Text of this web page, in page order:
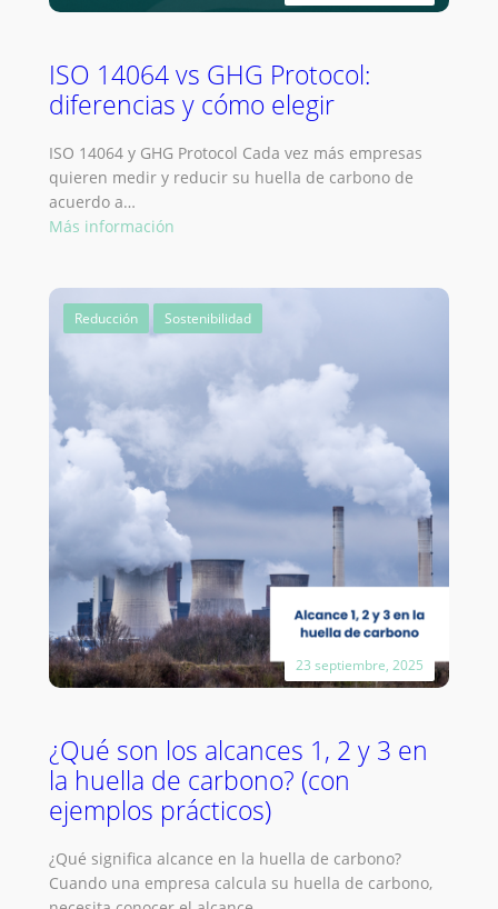
ISO 14064 vs GHG Protocol:
diferencias y cómo elegir
ISO 14064 y GHG Protocol Cada vez más empresas
quieren medir y reducir su huella de carbono de
acuerdo a…
Más información:
vs
GHG
diferencias
Reducción Sostenibilidad
23 septiembre, 2025
¿Qué son los alcances 1, 2 y 3 en
la huella de carbono? (con
ejemplos prácticos)
¿Qué significa alcance en la huella de carbono?
Cuando una empresa calcula su huella de carbono,